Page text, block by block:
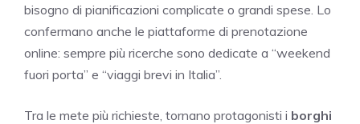
bisogno di pianificazioni complicate o grandi spese. Lo
confermano anche le piattaforme di prenotazione
online: sempre più ricerche sono dedicate a “weekend
fuori porta” e “viaggi brevi in Italia”.
Tra le mete più richieste, tornano protagonisti i borghi